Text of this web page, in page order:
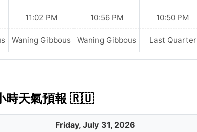
11:02 PM
Waning Gibbous
10:56 PM
Waning Gibbous
10:50 PM
Last Quarter
時天氣預報 🇷🇺
Friday, July 31, 2026